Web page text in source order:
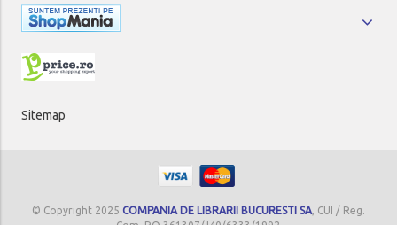
Sitemap
© Copyright 2025 COMPANIA DE LIBRARII BUCURESTI SA, CUI / Reg.